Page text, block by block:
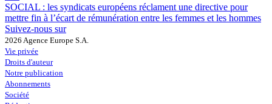
SOCIAL : les syndicats européens réclament une directive pour
mettre fin à l’écart de rémunération entre les femmes et les hommes
Suivez-nous sur
2026 Agence Europe S.A.
Vie privée
Droits d'auteur
Notre publication
Abonnements
Société